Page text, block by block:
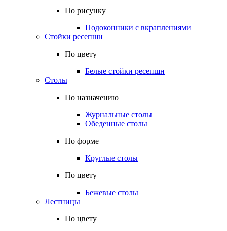
По рисунку
Подоконники с вкраплениями
Стойки ресепшн
По цвету
Белые стойки ресепшн
Столы
По назначению
Журнальные столы
Обеденные столы
По форме
Круглые столы
По цвету
Бежевые столы
Лестницы
По цвету